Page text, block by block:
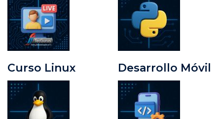
Curso Linux Desarrollo Móvil